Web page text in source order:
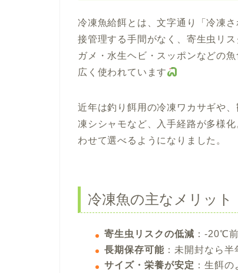
冷凍魚給餌とは、文字通り「冷凍
接管理する手間がなく、寄生虫リ
ガメ・水生ヘビ・スッポンなどの
広く使われています
近年は釣り餌用の冷凍ワカサギや
凍シシャモなど、入手経路が多様
わせて選べるようになりました。
冷凍魚の主なメリット
寄生虫リスクの低減 ：-20℃
長期保存可能 ：未開封なら
サイズ・栄養が安定 ：生餌